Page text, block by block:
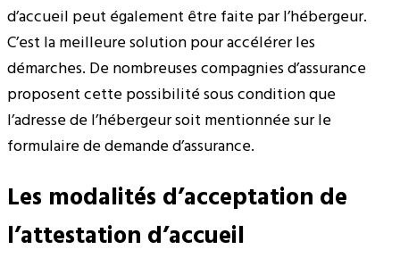
d’accueil peut également être faite par l’hébergeur.
C’est la meilleure solution pour accélérer les
démarches. De nombreuses compagnies d’assurance
proposent cette possibilité sous condition que
l’adresse de l’hébergeur soit mentionnée sur le
formulaire de demande d’assurance.
Les modalités d’acceptation de
l’attestation d’accueil